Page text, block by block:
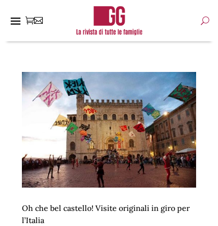
Oh che bel castello! Visite originali in giro per
l’Italia